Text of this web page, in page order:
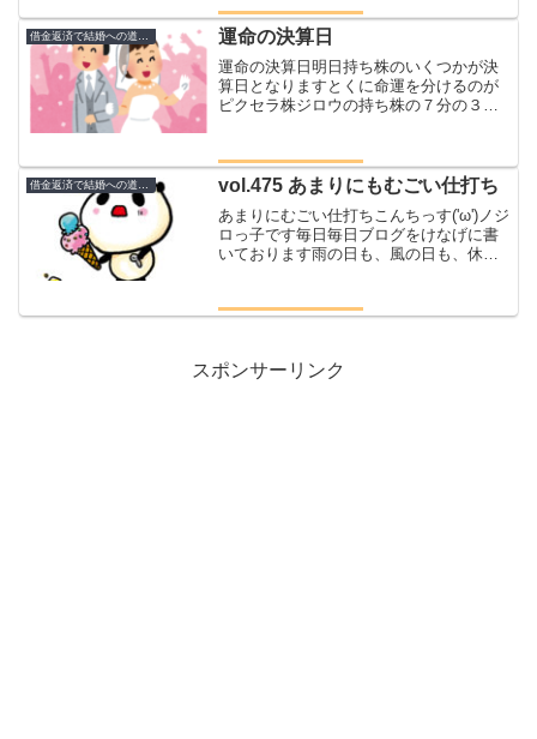
０％の不安でいっぱいだとりあえず、昨
日２５万円を振り込んだ来月...
借金返済で結婚への道のり 運命の決算日
運命の決算日明日持ち株のいくつかが決
算日となりますとくに命運を分けるのが
ピクセラ株ジロウの持ち株の７分の３が
イナスにも変わっていくさて明日でほぼ
ほぼ決着がつく仮に赤字だ...
借金返済で結婚への道のり vol.475 あまりにもむごい仕打ち
あまりにむごい仕打ちこんちっす('ω')ノジ
ロっ子です毎日毎日ブログをけなげに書
いております雨の日も、風の日も、休み
されなくなったり、またカマっていただ
スポンサーリンク